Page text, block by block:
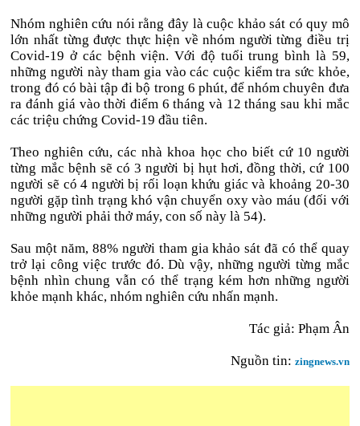
Nhóm nghiên cứu nói rằng đây là cuộc khảo sát có quy mô
lớn nhất từng được thực hiện về nhóm người từng điều trị
Covid-19 ở các bệnh viện. Với độ tuổi trung bình là 59,
những người này tham gia vào các cuộc kiểm tra sức khỏe,
trong đó có bài tập đi bộ trong 6 phút, để nhóm chuyên đưa
ra đánh giá vào thời điểm 6 tháng và 12 tháng sau khi mắc
các triệu chứng Covid-19 đầu tiên.
Theo nghiên cứu, các nhà khoa học cho biết cứ 10 người
từng mắc bệnh sẽ có 3 người bị hụt hơi, đồng thời, cứ 100
người sẽ có 4 người bị rối loạn khứu giác và khoảng 20-30
người gặp tình trạng khó vận chuyển oxy vào máu (đối với
những người phải thở máy, con số này là 54).
Sau một năm, 88% người tham gia khảo sát đã có thể quay
trở lại công việc trước đó. Dù vậy, những người từng mắc
bệnh nhìn chung vẫn có thể trạng kém hơn những người
khỏe mạnh khác, nhóm nghiên cứu nhấn mạnh.
Tác giả: Phạm Ân
Nguồn tin: zingnews.vn